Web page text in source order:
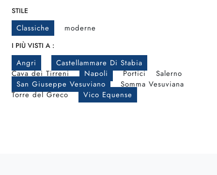
STILE
Classiche moderne
I PIÙ VISTI A :
Angri
Castellammare Di Stabia
Cava dei Tirreni
Napoli Portici
Salerno
San Giuseppe Vesuviano
Somma Vesuviana
Torre del Greco
Vico Equense